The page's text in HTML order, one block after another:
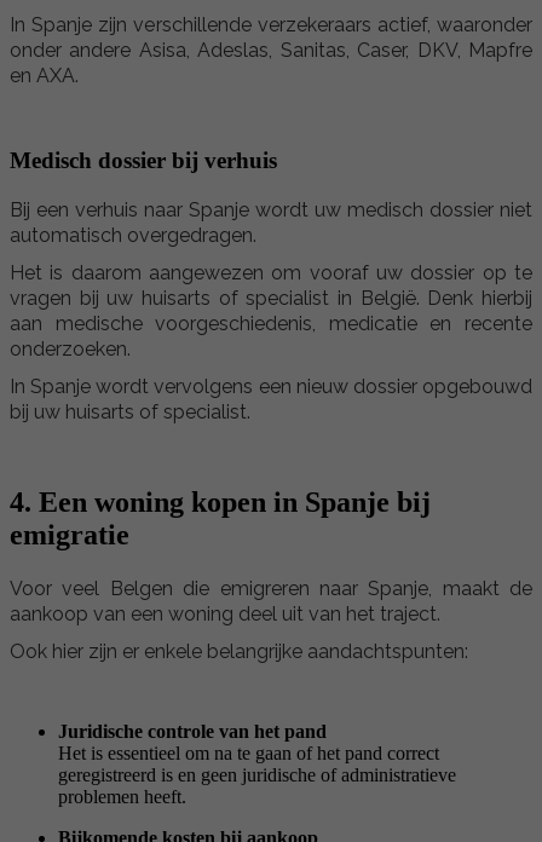
In Spanje zijn verschillende verzekeraars actief, waaronder
onder andere Asisa, Adeslas, Sanitas, Caser, DKV, Mapfre
en AXA.
Medisch dossier bij verhuis
Bij een verhuis naar Spanje wordt uw medisch dossier niet
automatisch overgedragen.
Het is daarom aangewezen om vooraf uw dossier op te
vragen bij uw huisarts of specialist in België. Denk hierbij
aan medische voorgeschiedenis, medicatie en recente
onderzoeken.
In Spanje wordt vervolgens een nieuw dossier opgebouwd
bij uw huisarts of specialist.
4. Een woning kopen in Spanje bij
emigratie
Voor veel Belgen die emigreren naar Spanje, maakt de
aankoop van een woning deel uit van het traject.
Ook hier zijn er enkele belangrijke aandachtspunten:
Juridische controle van het pand
Het is essentieel om na te gaan of het pand correct
geregistreerd is en geen juridische of administratieve
problemen heeft.
Bijkomende kosten bij aankoop